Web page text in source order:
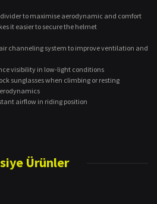
to maximise aerodynamic and comfort
it easier to secure the helmet
channeling system to improve ventilation and
visibility in low-light conditions
sunglasses when climbing or resting
airflow in riding position
ilk yorumu siz yapın!
Ürünler